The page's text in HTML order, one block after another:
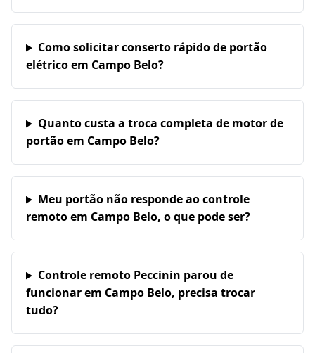
Como solicitar conserto rápido de portão
elétrico em Campo Belo?
Quanto custa a troca completa de motor de
portão em Campo Belo?
Meu portão não responde ao controle
remoto em Campo Belo, o que pode ser?
Controle remoto Peccinin parou de
funcionar em Campo Belo, precisa trocar
tudo?